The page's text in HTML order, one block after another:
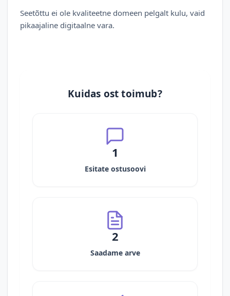
Seetõttu ei ole kvaliteetne domeen pelgalt kulu, vaid
pikaajaline digitaalne vara.
Kuidas ost toimub?
1
Esitate ostusoovi
2
Saadame arve